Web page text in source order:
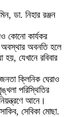
ডা. নিহার রঞ্জন
কোনো কার্যকর
অবস্থার অবনতি হলে
যেখানে রবিবার
ক্লিনিক ঘেরাও
পরিস্থিতির
আনে।
সেবিকা মোছা.